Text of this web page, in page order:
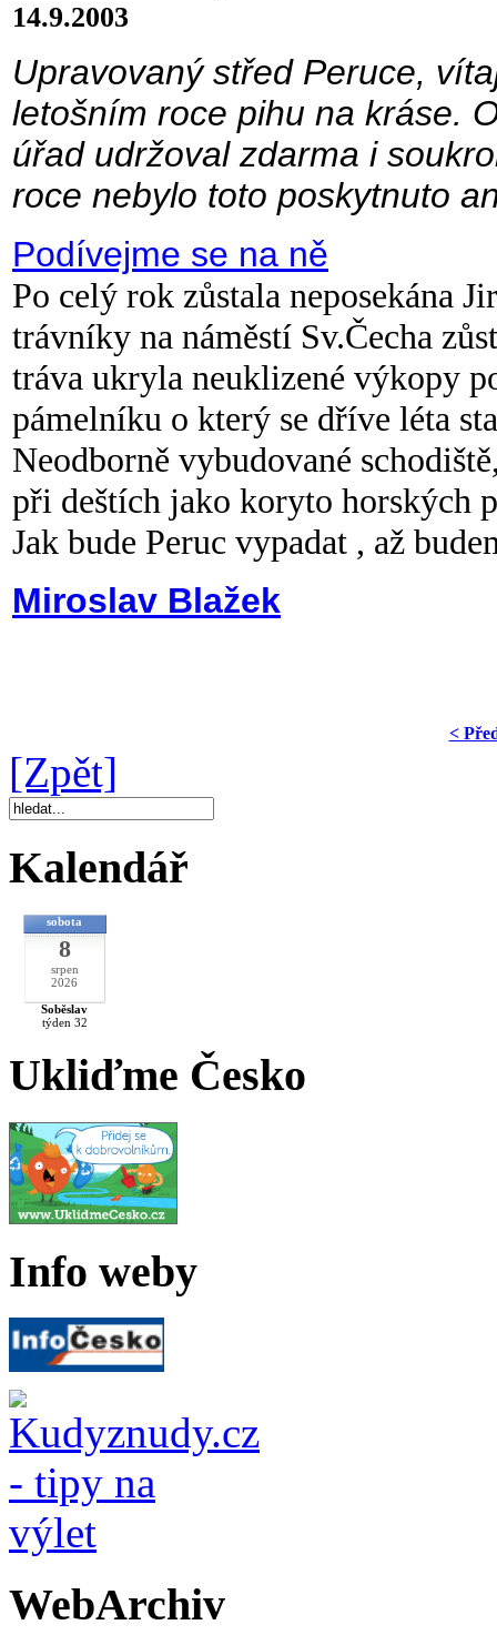
14.9.2003
Upravovaný střed Peruce,
letošním roce pihu na kráse.
úřad udržoval zdarma i
roce nebylo toto poskytnuto
Podívejme se na ně
Po celý rok zůstala neposekána
trávníky na náměstí Sv.Čecha
tráva ukryla neuklizené výkopy
pámelníku o který se dříve léta
Neodborně vybudované
při deštích jako koryto horských
Jak bude Peruc vypadat , až
Miroslav Blažek
<
[Zpět]
Kalendář
sobota
8
srpen
2026
Soběslav
týden 32
Ukliďme Česko
Info weby
WebArchiv